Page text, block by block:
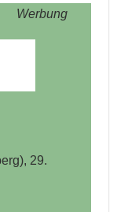
Werbung
29.